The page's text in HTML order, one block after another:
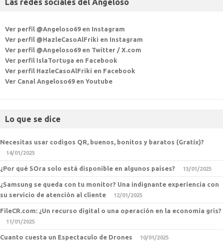
Las redes sociales del Angeloso
Ver perfil @Angeloso69 en Instagram
Ver perfil @HazleCasoAlFriki en Instagram
Ver perfil @Angeloso69 en Twitter / X.com
Ver perfil IslaTortuga en Facebook
Ver perfil HazleCasoAlFriki en Facebook
Ver Canal Angeloso69 en Youtube
Lo que se dice
Necesitas usar codigos QR, buenos, bonitos y baratos (Gratix)?
14/01/2025
¿Por qué SOra solo está disponible en algunos países? 13/01/2025
¿Samsung se queda con tu monitor? Una indignante experiencia con
su servicio de atención al cliente
12/01/2025
FileCR.com: ¿Un recurso digital o una operación en la economía gris?
11/01/2025
Cuanto cuesta un Espectaculo de Drones 10/01/2025